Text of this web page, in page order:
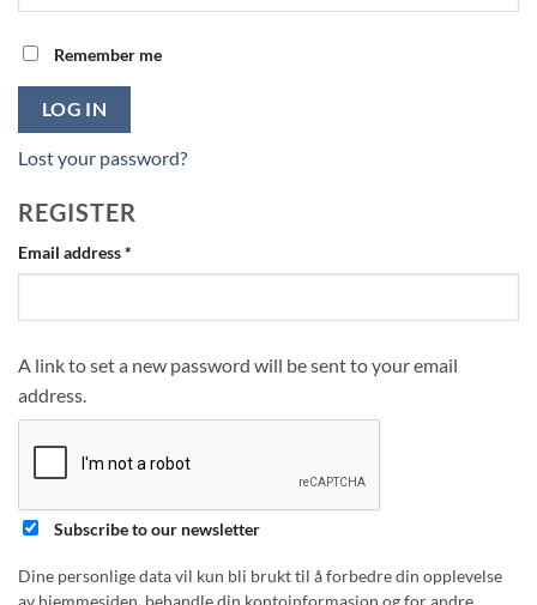
Remember me
LOG IN
Lost your password?
REGISTER
Email address*
A link to set a new password will be sent to your email
address.
Subscribe to our newsletter
Dine personlige data vil kun bli brukt til å forbedre din opplevelse